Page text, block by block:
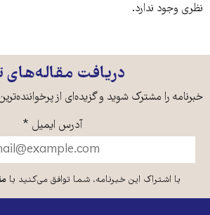
نظری وجود ندارد.
دریافت مقاله‌های
خبرنامه را مشترک شوید و گزیده‌ای از
آدرس ایمیل *
با اشتراک این خبرنامه، شما توافق می‌کنید با